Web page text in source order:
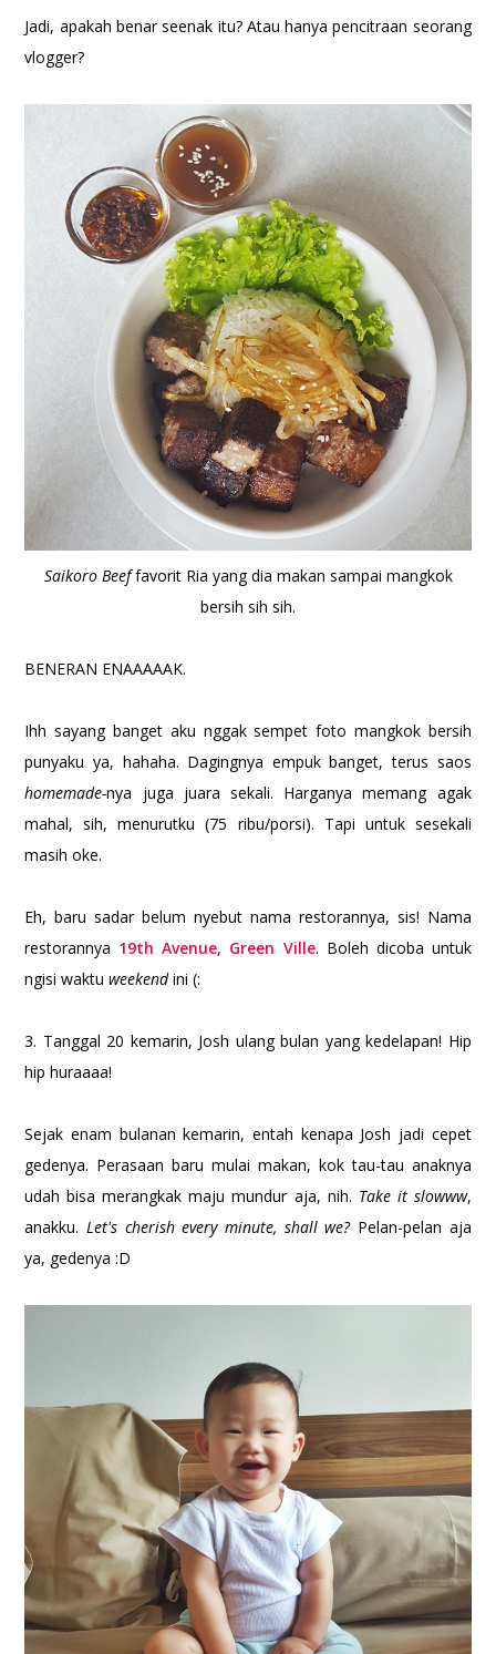
Jadi, apakah benar seenak itu? Atau hanya pencitraan seorang
vlogger?
Saikoro Beeffavorit Ria yang dia makan sampai mangkok
bersih sih sih.
BENERAN ENAAAAAK.
Ihh sayang banget aku nggak sempet foto mangkok bersih
punyaku ya, hahaha. Dagingnya empuk banget, terus saos
homemade-nya juga juara sekali. Harganya memang agak
mahal, sih, menurutku (75 ribu/porsi). Tapi untuk sesekali
masih oke.
Eh, baru sadar belum nyebut nama restorannya, sis! Nama
restorannya 19th Avenue, Green Ville. Boleh dicoba untuk
ngisi waktuweekendini (:
3. Tanggal 20 kemarin, Josh ulang bulan yang kedelapan! Hip
hip huraaaa!
Sejak enam bulanan kemarin, entah kenapa Josh jadi cepet
gedenya. Perasaan baru mulai makan, kok tau-tau anaknya
udah bisa merangkak maju mundur aja, nih. Take it slowww,
anakku.Let's cherish every minute, shall we?Pelan-pelan aja
ya, gedenya :D